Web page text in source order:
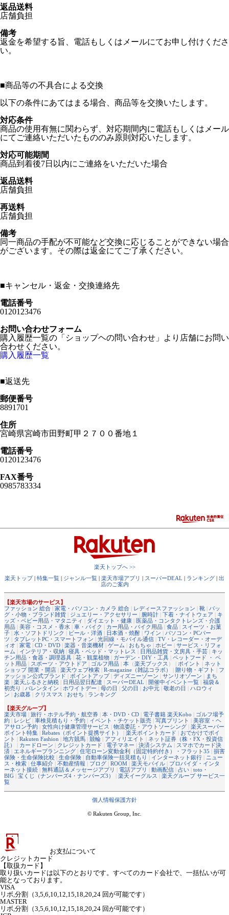
返品送料
店舗負担
備考
返金を希望する旨、電話もしくはメールにてお申し付けくださ
い。
■商品等の不具合による交換
以下の条件にあてはまる場合、商品等を交換いたします。
対応条件
商品の使用有無に関わらず、対応期間内に電話もしくはメール
にてご連絡いただいたもののみ原則対応いたします。
対応可能期間
商品到着後7日以内にご連絡をいただいた場合
返品送料
店舗負担
再送料
店舗負担
備考
同一商品の手配が不可能など交換に応じることができない場合
がございます。その際は返金にてご了承ください。
■キャンセル・返金・交換連絡先
電話番号
0120123476
お問い合わせフォーム
購入履歴一覧の「ショップヘの問い合わせ」より店舗にお問い
合わせください。
購入履歴一覧
■返送先
郵便番号
8891701
住所
宮崎県宮崎市田野町甲２７００番地１
電話番号
0120123476
FAX番号
0985783334
楽天トップへ >>
楽天トップ| 特集一覧 | ジャンル一覧 | 楽天市場アプリ | スーパーDEAL | ランキング | 出
店のご案内
【楽天市場のサービス】
ファッション 総合 | 家電・パソコン・カメラ 総合 | レディースファッション | 靴 | バッ
グ・小物・ブランド雑貨 | ジュエリー・アクセサリー | 腕時計 | 下着・ナイトウェア | キ
ッズ・ベビー用品・マタニティ | ダイエット・健康 | 医薬品・コンタクトレンズ・介護
用品 | 美容・コスメ・香水 | 車・バイク | カー用品・バイク用品 | 食品 | スイーツ・お菓
子 | 水・ソフトドリンク | ビール・洋酒 | 日本酒・焼酎 | ワイン | パソコン・PCパー
ツ | タブレットPC・スマートフォン | 光回線・モバイル通信 | TV・レコーダー・オーデ
ィオ | 家電 | CD・DVD | 楽器・音楽機材 | ゲーム | おもちゃ | ホビー | サービス・リフォ
ーム | インテリア・収納 | 寝具・ベッド・マットレス | 日用品雑貨・文房具・手芸 | キッ
チン用品・食器・調理器具 | 花・観葉植物 | ガーデン・DIY・工具 | ペットフード ・ ペ
ット用品 | スポーツ・アウトドア | ゴルフ用品 | 本 （楽天ブックス ） | ポイント | ネット
ショップ 開業・開店 | 楽天ウェブ検索 | R-magazine（雑誌コラボ） | 贈り物・ギフト | フ
ァッション公式ブランド | ポイントアップ| ディズニーゾーン | サンリオゾーン | まち
楽 | 楽天ふるさと納税 | 日用品翌日配達 | スーパーDEAL | 開催中イベント一覧 | 福袋＆
初売り | バレンタイン | ホワイトデー | 母の日 | 父の日 | お中元 | 敬老の日 | ハロウィ
ン | お歳暮 | クリスマス | おせち | ランキング
【楽天グループ】
楽天市場 | 旅行・ホテル予約・航空券 | 本・DVD・CD | 電子書籍 楽天Kobo | ゴルフ場予
約 | レシピ | 車検見積もり・予約 | イベント・チケット販売 | 写真プリント | 美容室・ヘ
アサロン予約 | 女性向け健康管理サービス | 物流委託・アウトソーシング | 楽天スーパー
ポイント特集 | Rebates（ポイント提携サイト） | 楽天ポイントカード | おでかけでポイ
ント | Rakuten Fashion | 地方競馬 | 競輪 | アフィリエイト | ネット証券（株・FX・投資信
託）
| カードローン | クレジットカード | 電子マネー | 決済システム | スマホでカード決
済 | エネルギープランニング | 住宅ローン変動金利（固定特約付き）・フラット35 | 損害
保険・生命保険比較 | 生命保険 | 自動車保険一括見積もり | インターネット銀行 | ニュー
ス・検索 | 仕事紹介 | 不動産情報 | ブログ | ROOM | 楽天モバイル | プロバイダ・インタ
ーネット接続 | 無料通話＆メッセージアプリ | 電話アプリ | 動画配信 | 占い | toto・
BIG | 宝くじ（ナンバーズ4・ナンバーズ3） | 楽天イーグルス | 楽天グループ サービス一
覧
個人情報保護方針
© Rakuten Group, Inc.
お支払について
クレジットカード
【取扱カード】
取り扱いカードは以下のとおりです。すべてのカード会社で、一括払いが可
能となっております。
VISA
リボ,分割（3,5,6,10,12,15,18,20,24 回が可能です）
MASTER
リボ,分割（3,5,6,10,12,15,18,20,24 回が可能です）